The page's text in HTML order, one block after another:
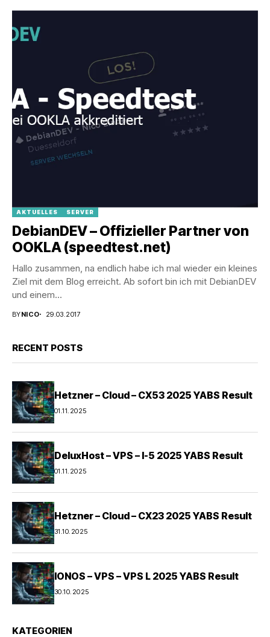
AKTUELLES SERVER
DebianDEV – Offizieller Partner von
OOKLA (speedtest.net)
Hallo zusammen, na endlich habe ich mal wieder ein kleines
Ziel mit dem Blog erreicht. Ab sofort bin ich mit DebianDEV
und einem...
BYNICO 29.03.2017
RECENT POSTS
Hetzner – Cloud – CX53 2025 YABS Result
01.11.2025
DeluxHost – VPS – I-5 2025 YABS Result
01.11.2025
Hetzner – Cloud – CX23 2025 YABS Result
31.10.2025
IONOS – VPS – VPS L 2025 YABS Result
30.10.2025
KATEGORIEN